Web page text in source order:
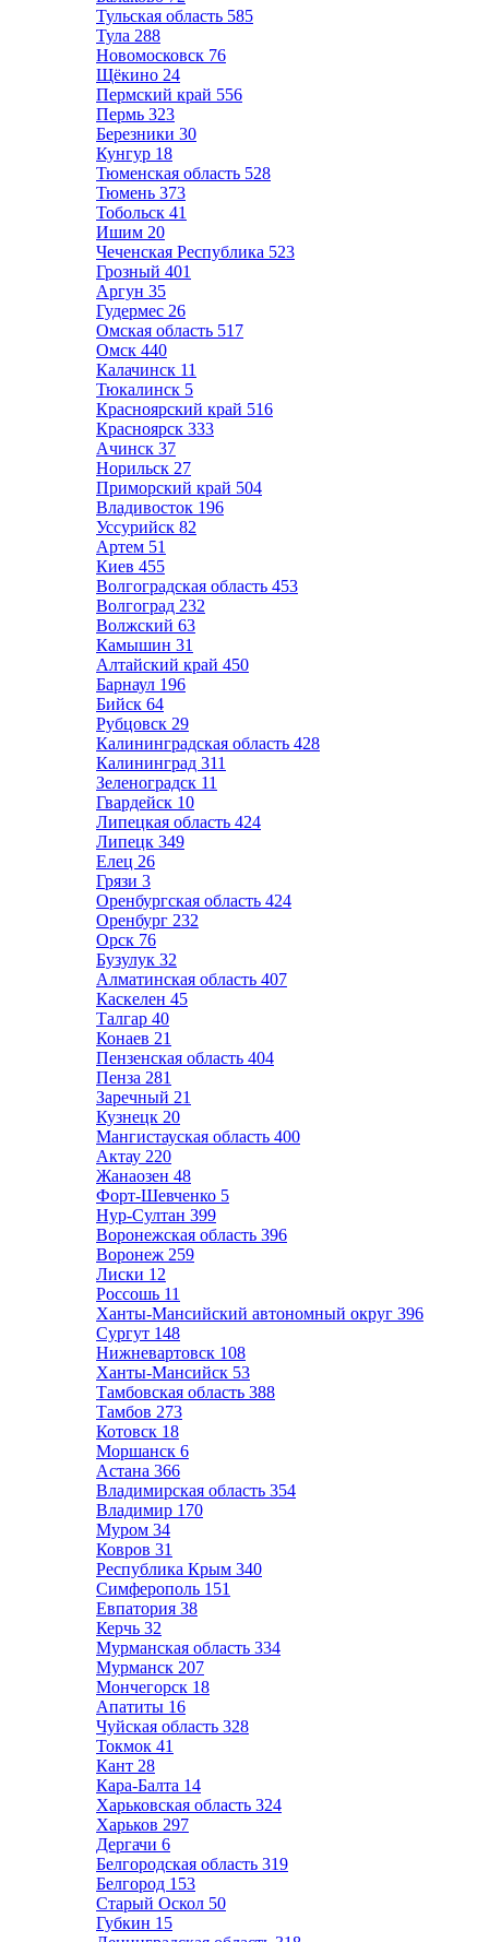
Тульская область 585
Тула 288
Новомосковск 76
Щёкино 24
Пермский край 556
Пермь 323
Березники 30
Кунгур 18
Тюменская область 528
Тюмень 373
Тобольск 41
Ишим 20
Чеченская Республика 523
Грозный 401
Аргун 35
Гудермес 26
Омская область 517
Омск 440
Калачинск 11
Тюкалинск 5
Красноярский край 516
Красноярск 333
Ачинск 37
Норильск 27
Приморский край 504
Владивосток 196
Уссурийск 82
Артем 51
Киев 455
Волгоградская область 453
Волгоград 232
Волжский 63
Камышин 31
Алтайский край 450
Барнаул 196
Бийск 64
Рубцовск 29
Калининградская область 428
Калининград 311
Зеленоградск 11
Гвардейск 10
Липецкая область 424
Липецк 349
Елец 26
Грязи 3
Оренбургская область 424
Оренбург 232
Орск 76
Бузулук 32
Алматинская область 407
Каскелен 45
Талгар 40
Конаев 21
Пензенская область 404
Пенза 281
Заречный 21
Кузнецк 20
Мангистауская область 400
Актау 220
Жанаозен 48
Форт-Шевченко 5
Нур-Султан 399
Воронежская область 396
Воронеж 259
Лиски 12
Россошь 11
Ханты-Мансийский автономный округ 396
Сургут 148
Нижневартовск 108
Ханты-Мансийск 53
Тамбовская область 388
Тамбов 273
Котовск 18
Моршанск 6
Астана 366
Владимирская область 354
Владимир 170
Муром 34
Ковров 31
Республика Крым 340
Симферополь 151
Евпатория 38
Керчь 32
Мурманская область 334
Мурманск 207
Мончегорск 18
Апатиты 16
Чуйская область 328
Токмок 41
Кант 28
Кара-Балта 14
Харьковская область 324
Харьков 297
Дергачи 6
Белгородская область 319
Белгород 153
Старый Оскол 50
Губкин 15